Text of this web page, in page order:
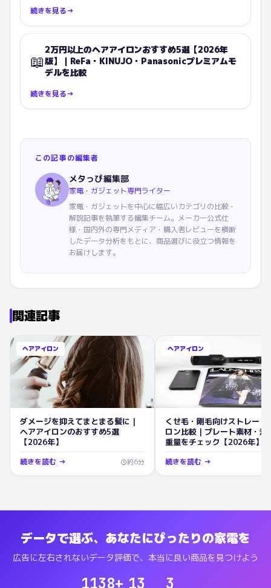
続きを見る→
📖
2万円以上のヘアアイロンおすすめ5選【2026年
版】｜ReFa・KINUJO・Panasonicプレミアムモ
デルを比較
続きを見る→
この記事の編集者
メタっぴ編集部
家電・ガジェット専門ライター
家電・ガジェットを中心に幅広いカテゴリの比較・
解説記事を執筆する編集チーム。メーカー公式仕
様・国内外の専門メディア・購入者レビューを横断
したデータ分析をもとに、商品選びに役立つ情報を
お届けします。
関連記事
ヘアアイロン
ダメージを抑えてまとまる髪に｜
ヘアアイロンのおすすめ5選
【2026年】
続きを読む → 約6分
ヘアアイロン
くせ毛・剛毛向けストレート
ロン比較｜プレート素材・温
重量をチェック【2026年】
続きを読む →
データで選ぶ、あなたにぴったりの家電を
広告に左右されないデータ評価で、本当に良い商品を見つけよう
1138+ 13 3